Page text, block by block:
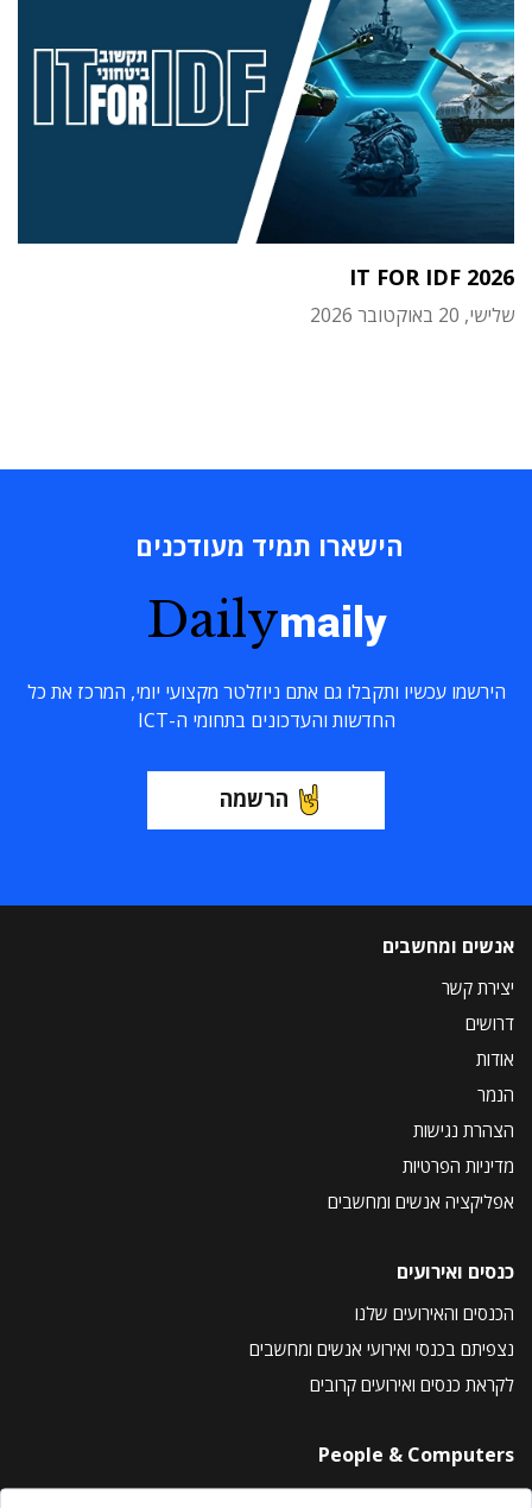
IT FOR IDF 2026
שלישי, 20 באוקטובר 2026
הישארו תמיד מעודכנים
Dailymaily
הירשמו עכשיו ותקבלו גם אתם ניוזלטר מקצועי יומי, המרכז את כל
החדשות והעדכונים בתחומי ה-ICT
הרשמה
אנשים ומחשבים
יצירת קשר
דרושים
אודות
הנמר
הצהרת נגישות
מדיניות הפרטיות
אפליקציה אנשים ומחשבים
כנסים ואירועים
הכנסים והאירועים שלנו
נצפיתם בכנסי ואירועי אנשים ומחשבים
לקראת כנסים ואירועים קרובים
People & Computers
About Us